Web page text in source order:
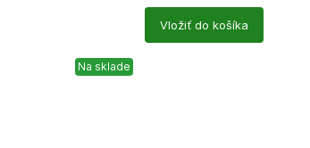
Vložiť do košíka
Na sklade